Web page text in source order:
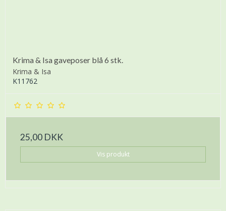
Krima & Isa gaveposer blå 6 stk.
Krima & Isa
K11762
25,00 DKK
Vis produkt